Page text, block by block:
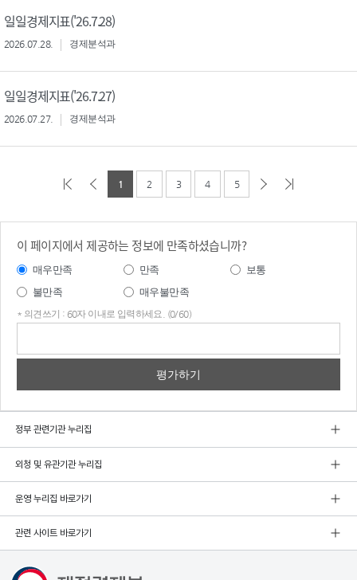
일일경제지표('26.7.28)
2026.07.28. 경제분석과
일일경제지표('26.7.27)
2026.07.27. 경제분석과
1 2 3 4 5
이 페이지에서 제공하는 정보에 만족하셨습니까?
매우만족 만족
보통
불만족
매우불만족
* 의견쓰기 : 60자 이내로 입력하세요. (0/60)
정부 관련기관 누리집
외청 및 유관기관 누리집
운영 누리집 바로가기
관련 사이트 바로가기